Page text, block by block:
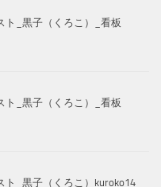
ト_黒子（くろこ）_看板
ト_黒子（くろこ）_看板
ト_黒子（くろこ）kuroko14